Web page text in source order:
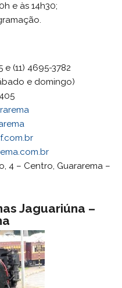
e às 14h30;
e (11) 4695-3782
e domingo)
4 – Centro, Guararema –
Jaguariúna –